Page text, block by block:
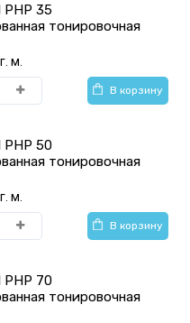
PHP 35
тонировочная
м.
В корзину
PHP 50
тонировочная
м.
В корзину
PHP 70
тонировочная